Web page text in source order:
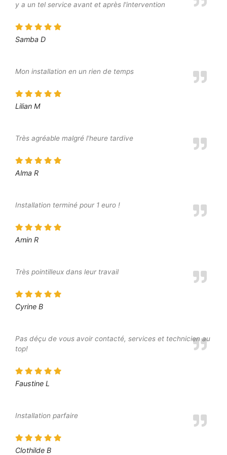
y a un tel service avant et après l'intervention
Samba D
Mon installation en un rien de temps
Lilian M
Très agréable malgré l'heure tardive
Alma R
Installation terminé pour 1 euro !
Amin R
Très pointilleux dans leur travail
Cyrine B
Pas déçu de vous avoir contacté, services et technicien au
top!
Faustine L
Installation parfaire
Clothilde B